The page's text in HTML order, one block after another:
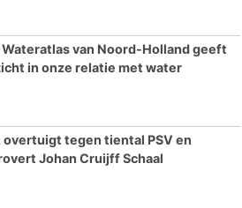
Wateratlas van Noord-Holland geeft
in onze relatie met water
overtuigt tegen tiental PSV en
Johan Cruijff Schaal